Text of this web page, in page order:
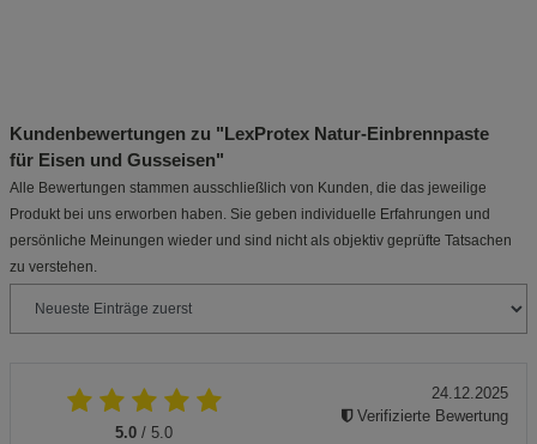
Kundenbewertungen zu "LexProtex Natur-Einbrennpaste
für Eisen und Gusseisen"
Alle Bewertungen stammen ausschließlich von Kunden, die das jeweilige
Produkt bei uns erworben haben. Sie geben individuelle Erfahrungen und
persönliche Meinungen wieder und sind nicht als objektiv geprüfte Tatsachen
zu verstehen.
5.0 / 5.0
24.12.2025
Verifizierte Bewertung